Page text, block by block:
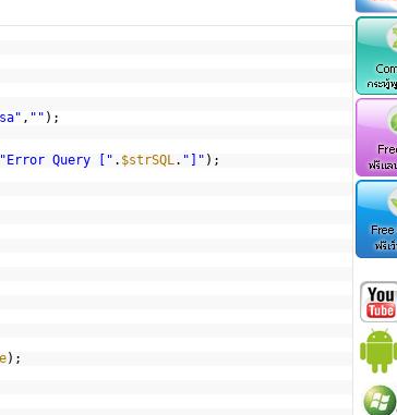
, "" );
"Error Query [" . $strSQL. "]" );
);